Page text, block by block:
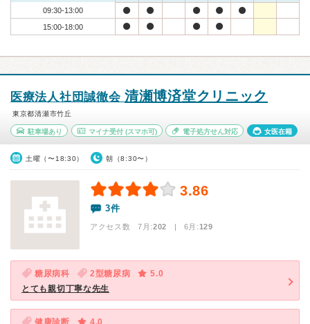
09:30-13:00
15:00-18:00
医療法人社団誠徹会 清瀬博済堂クリニック
東京都清瀬市竹丘
駐車場あり マイナ受付(スマホ可) 電子処方せん対応 女医在籍
土曜（〜18:30） 朝（8:30〜）
3.86
3件
アクセス数 7月:202 | 6月:129
糖尿病科 2型糖尿病
5.0
とても親切丁寧な先生
健康診断
4.0